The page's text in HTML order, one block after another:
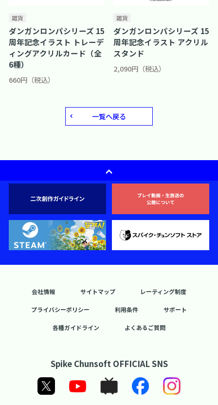
雑貨
ダンガンロンパシリーズ 15
周年記念イラスト トレーデ
ィングアクリルカード（全
6種）
660円（税込）
雑貨
ダンガンロンパシリーズ 15
周年記念イラスト アクリル
スタンド
2,090円（税込）
一覧へ戻る
会社情報 サイトマップ レーティング制度
プライバシーポリシー 利用条件 サポート
各種ガイドライン よくあるご質問
Spike Chunsoft OFFICIAL SNS